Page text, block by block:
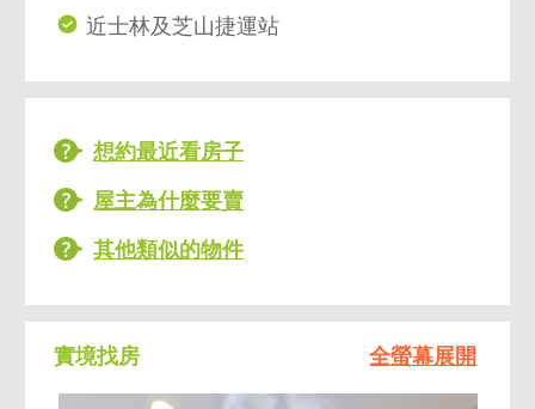
近士林及芝山捷運站
想約最近看房子
屋主為什麼要賣
其他類似的物件
實境找房 全螢幕展開